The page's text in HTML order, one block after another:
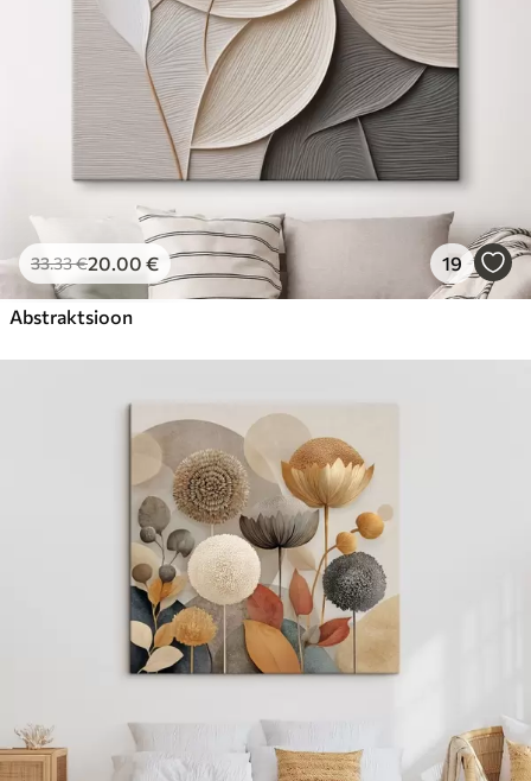
33.33€20.00 € 19
Abstraktsioon